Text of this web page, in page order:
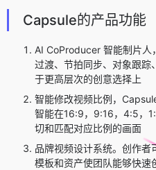
Capsule的产品功能
AI CoProducer 智能制片人
过渡、节拍同步、对象跟
于更高层次的创意选择上
智能修改视频比例，
智能在16:9，9:16，4:5，
切和匹配对应比例的画面
品牌视频设计系统。创作
模板和资产使团队能够快速